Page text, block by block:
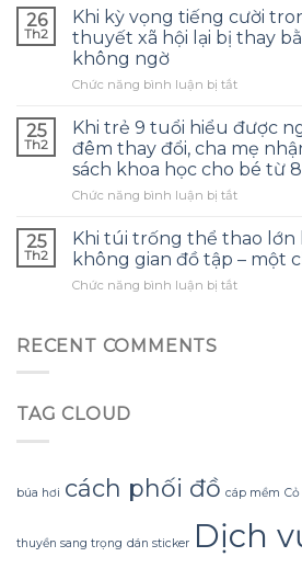
lạnh
lẽo
nhưng
khơi
cảm
giác
ấm
áp
của
trẻ
đã
sắc
thay
đổi
mặt
balaclava
khiến
người
trượt
tuyết
dừng
điều
chỉnh
26
Th2
Khi kỳ vọng tiếng cười
thuyết xã hội lại bị thay
không ngờ
Chức năng bình luận bị tắtở
kỳ
vọng
tiếng
cười
trong
cuốn
thuyết
xã
ngờ
25
Th2
Khi trẻ 9 tuổi hiểu được
đêm thay đổi, cha mẹ
sách khoa học cho bé từ
Chức năng bình luận bị tắtở
trẻ
9
tuổi
hiểu
ra
mạnh
của
25
Th2
Khi túi trống thể thao lớn
không gian đồ tập – một
Chức năng bình luận bị tắtở
không
đồ
tập
RECENT COMMENTS
TAG CLOUD
búa hơi cách phối đồ cáp mềm
thuyền sang trọng dán sticker Dịch